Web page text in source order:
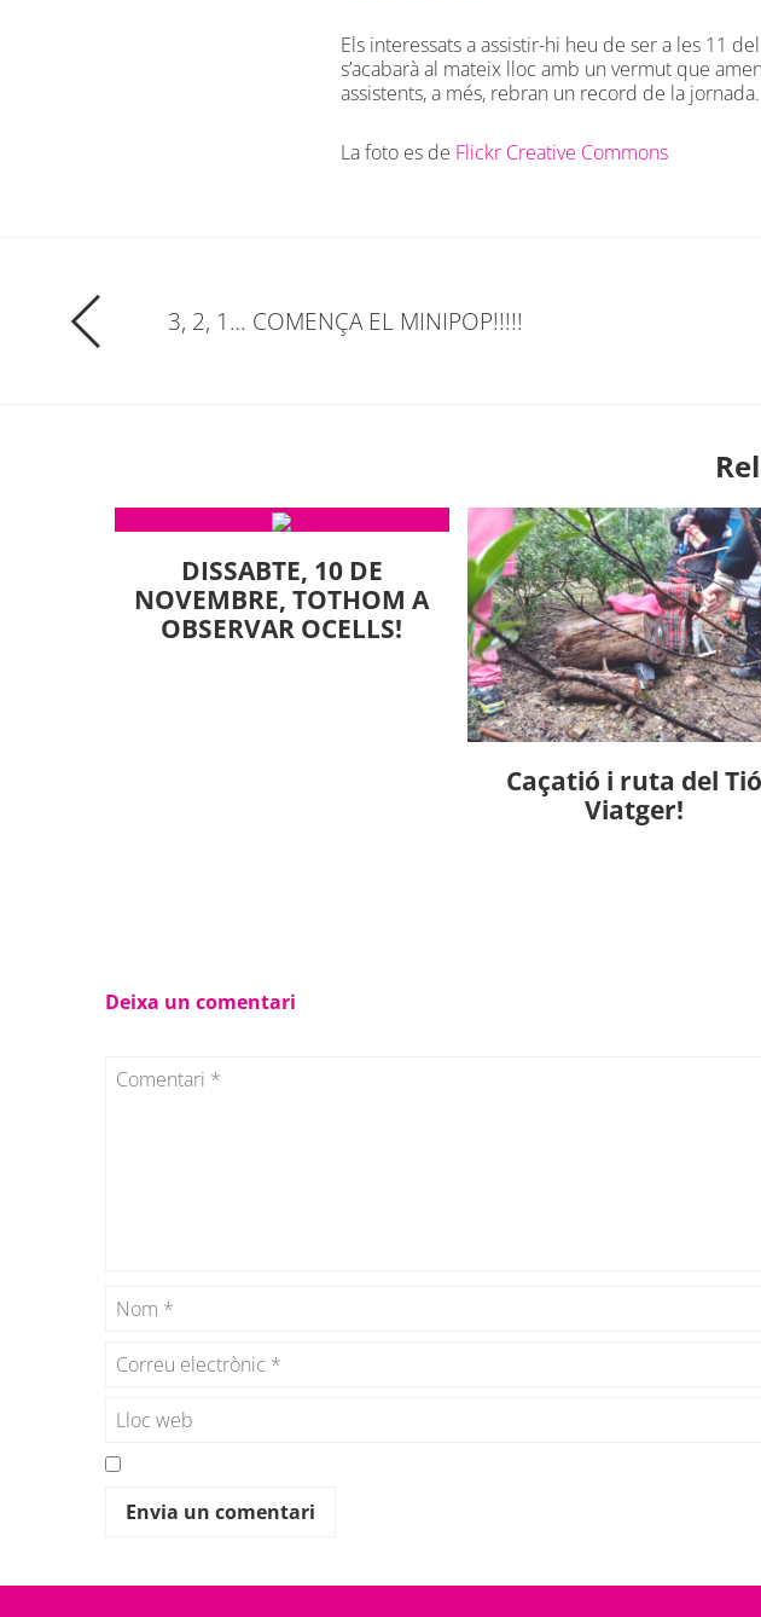
Els interessats a assistir-hi heu de ser a les 11
s’acabarà al mateix lloc amb un vermut que
assistents, a més, rebran un record de la jornada.
La foto es de Flickr Creative Commons
3, 2, 1… COMENÇA EL MINIPOP!!!!!
DISSABTE, 10 DE
NOVEMBRE, TOTHOM A
OBSERVAR OCELLS!
Caçatió i ruta del Tió
Viatger!
Deixa un comentari